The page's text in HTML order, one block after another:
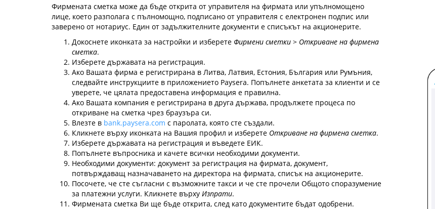
Фирмената сметка може да бъде открита от управителя на фирмата или упълномощено
лице, което разполага с пълномощно, подписано от управителя с електронен подпис или
заверено от нотариус. Един от задължителните документи е списъкът на акционерите.
Докоснете иконката за настройки и изберете Фирмени сметки > Откриване на фирмена
сметка.
Изберете държавата на регистрация.
Ако Вашата фирма е регистрирана в Литва, Латвия, Естония, България или Румъния,
следвайте инструкциите в приложението Paysera. Попълнете анкетата за клиенти и се
уверете, че цялата предоставена информация е правилна.
Ако Вашата компания е регистрирана в друга държава, продължете процеса по
откриване на сметка чрез браузъра си.
Влезте в bank.paysera.com с паролата, която сте създали.
Кликнете върху иконката на Вашия профил и изберете Откриване на фирмена сметка.
Изберете държавата на регистрация и въведете ЕИК.
Попълнете въпросника и качете всички необходими документи.
Необходими документи: документ за регистрация на фирмата, документ,
потвърждаващ назначаването на директора на фирмата, списък на акционерите.
Посочете, че сте съгласни с възможните такси и че сте прочели Общото споразумение
за платежни услуги. Кликнете върху Изпрати.
Фирмената сметка Ви ще бъде открита, след като документите бъдат одобрени.